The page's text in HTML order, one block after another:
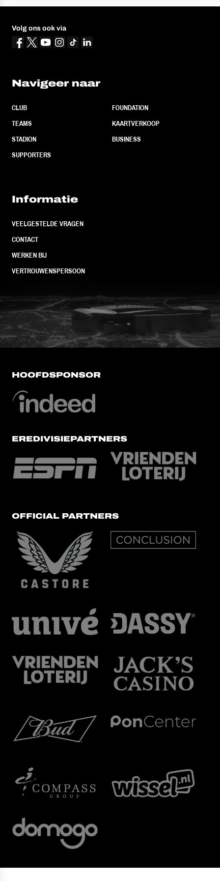
Volg ons ook via
Navigeer naar
CLUB
TEAMS
STADION
SUPPORTERS
FOUNDATION
KAARTVERKOOP
BUSINESS
Informatie
VEELGESTELDE VRAGEN
CONTACT
WERKEN BIJ
VERTROUWENSPERSOON
FC Utrecht<br>vanuit<br>het
HOOFDSPONSOR
EREDIVISIEPARTNERS
OFFICIAL PARTNERS